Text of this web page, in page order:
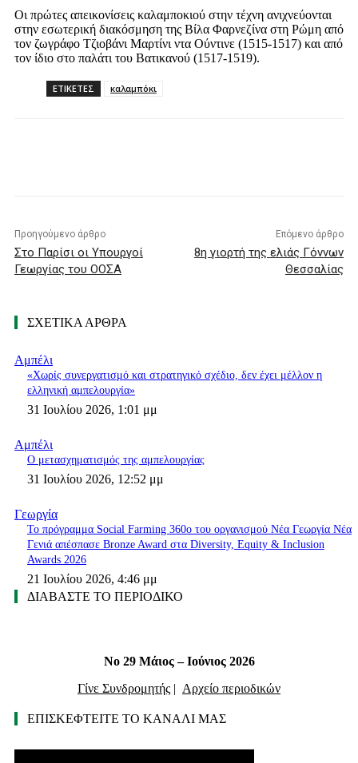
Οι πρώτες απεικονίσεις καλαμποκιού στην τέχνη ανιχνεύονται
στην εσωτερική διακόσμηση της Βίλα Φαρνεζίνα στη Ρώμη από
τον ζωγράφο Τζιοβάνι Μαρτίνι ντα Ούντινε (1515-1517) και από
τον ίδιο στο παλάτι του Βατικανού (1517-1519).
ΕΤΙΚΕΤΕΣ καλαμπόκι
Προηγούμενο άρθρο
Στο Παρίσι οι Υπουργοί
Γεωργίας του ΟΟΣΑ
Επόμενο άρθρο
8η γιορτή της ελιάς Γόννων
Θεσσαλίας
ΣΧΕΤΙΚΑ ΑΡΘΡΑ
Αμπέλι
«Χωρίς συνεργατισμό και στρατηγικό σχέδιο, δεν έχει μέλλον η
ελληνική αμπελουργία»
31 Ιουλίου 2026, 1:01 μμ
Αμπέλι
Ο μετασχηματισμός της αμπελουργίας
31 Ιουλίου 2026, 12:52 μμ
Γεωργία
Το πρόγραμμα Social Farming 360ο του οργανισμού Νέα Γεωργία Νέα
Γενιά απέσπασε Bronze Award στα Diversity, Equity & Inclusion
Awards 2026
21 Ιουλίου 2026, 4:46 μμ
ΔΙΑΒΑΣΤΕ ΤΟ ΠΕΡΙΟΔΙΚΟ
Νο 29 Μάιος – Ιούνιος 2026
Γίνε Συνδρομητής | Αρχείο περιοδικών
ΕΠΙΣΚΕΦΤΕΙΤΕ ΤΟ ΚΑΝΑΛΙ ΜΑΣ